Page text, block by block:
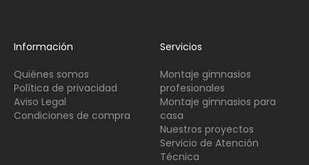
Información
Quiénes somos
Política de privacidad
Aviso Legal
Condiciones de compra
Servicios
Montaje gimnasios
profesionales
Montaje gimnasios para
casa
Nuestros proyectos
Servicio de Atención
Técnica